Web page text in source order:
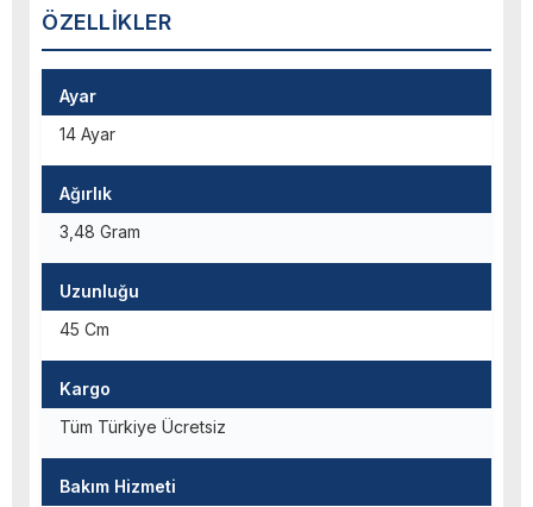
ÖZELLIKLER
Ayar
14 Ayar
Ağırlık
3,48 Gram
Uzunluğu
45 Cm
Kargo
Tüm Türkiye Ücretsiz
Bakım Hizmeti